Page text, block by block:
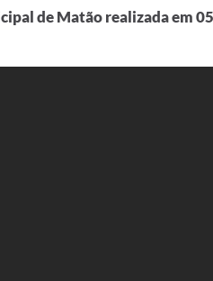
de Matão realizada em